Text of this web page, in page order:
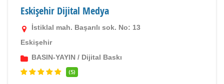
Eskişehir Dijital Medya
İstiklal mah. Başarılı sok. No: 13
Eskişehir
BASIN-YAYIN / Dijital Baskı
(5)